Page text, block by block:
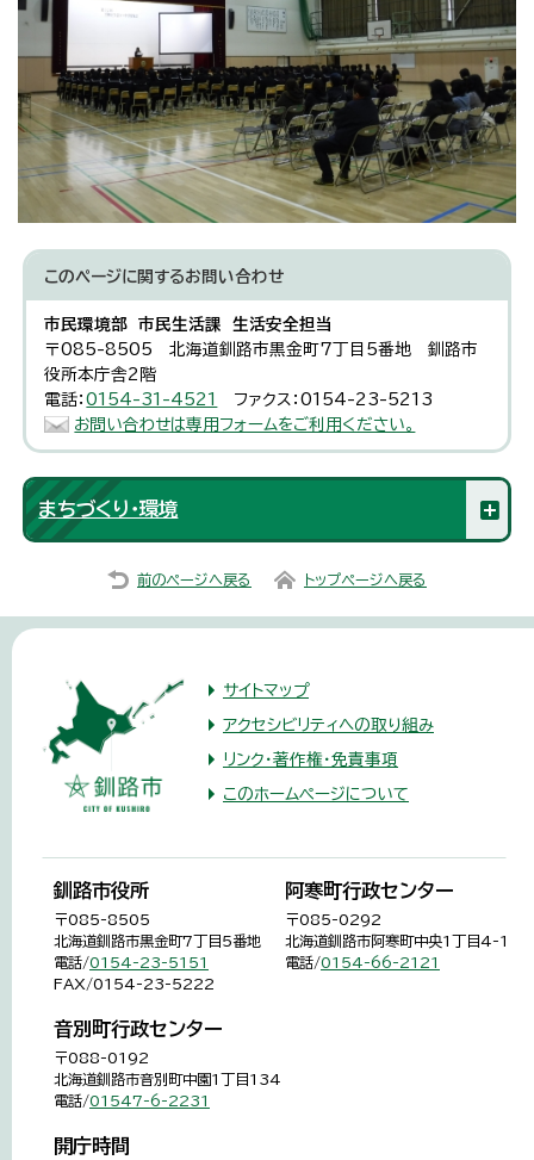
このページに関するお問い合わせ
市民環境部 市民生活課 生活安全担当
〒085-8505 北海道釧路市黒金町7丁目5番地 釧路市
役所本庁舎2階
電話：0154-31-4521
ファクス：0154-23-5213
お問い合わせは専用フォームをご利用ください。
まちづくり・環境
前のページへ戻る トップページへ戻る
サイトマップ
アクセシビリティへの取り組み
リンク・著作権・免責事項
このホームページについて
釧路市役所
〒085-8505
北海道釧路市黒金町7丁目5番地
電話/0154-23-5151
FAX/0154-23-5222
阿寒町行政センター
〒085-0292
北海道釧路市阿寒町中央1丁目4-1
電話/0154-66-2121
音別町行政センター
〒088-0192
北海道釧路市音別町中園1丁目134
電話/01547-6-2231
開庁時間